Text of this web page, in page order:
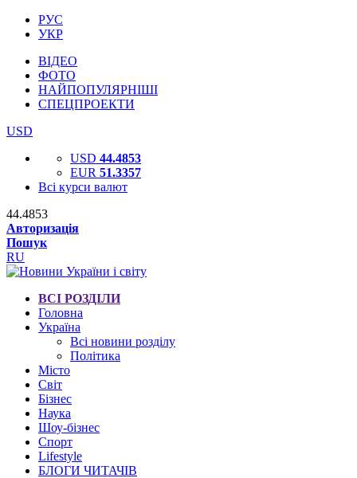
РУС
УКР
ВІДЕО
ФОТО
НАЙПОПУЛЯРНІШІ
СПЕЦПРОЕКТИ
USD
USD 44.4853
EUR 51.3357
Всі курси валют
44.4853
Авторизація
Пошук
RU
ВСІ РОЗДІЛИ
Головна
Україна
Всі новини розділу
Політика
Місто
Світ
Бізнес
Наука
Шоу-бізнес
Спорт
Lifestyle
БЛОГИ ЧИТАЧІВ